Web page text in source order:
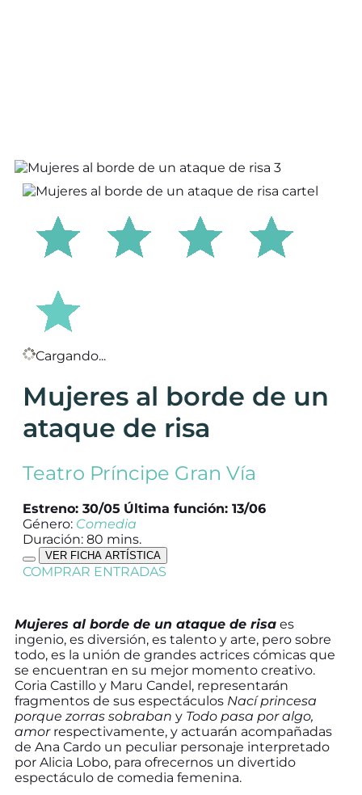
Cargando...
Mujeres al borde de un
ataque de risa
Teatro Príncipe Gran Vía
Estreno: 30/05 Última función: 13/06
Género: Comedia
Duración: 80 mins.
VER FICHA ARTÍSTICA
COMPRAR ENTRADAS
Mujeres al borde de un ataque de risa es
ingenio, es diversión, es talento y arte, pero sobre
todo, es la unión de grandes actrices cómicas que
se encuentran en su mejor momento creativo.
Coria Castillo y Maru Candel, representarán
fragmentos de sus espectáculos Nací princesa
porque zorras sobraban y Todo pasa por algo,
amorrespectivamente, y actuarán acompañadas
de Ana Cardo un peculiar personaje interpretado
por Alicia Lobo, para ofrecernos un divertido
espectáculo de comedia femenina.